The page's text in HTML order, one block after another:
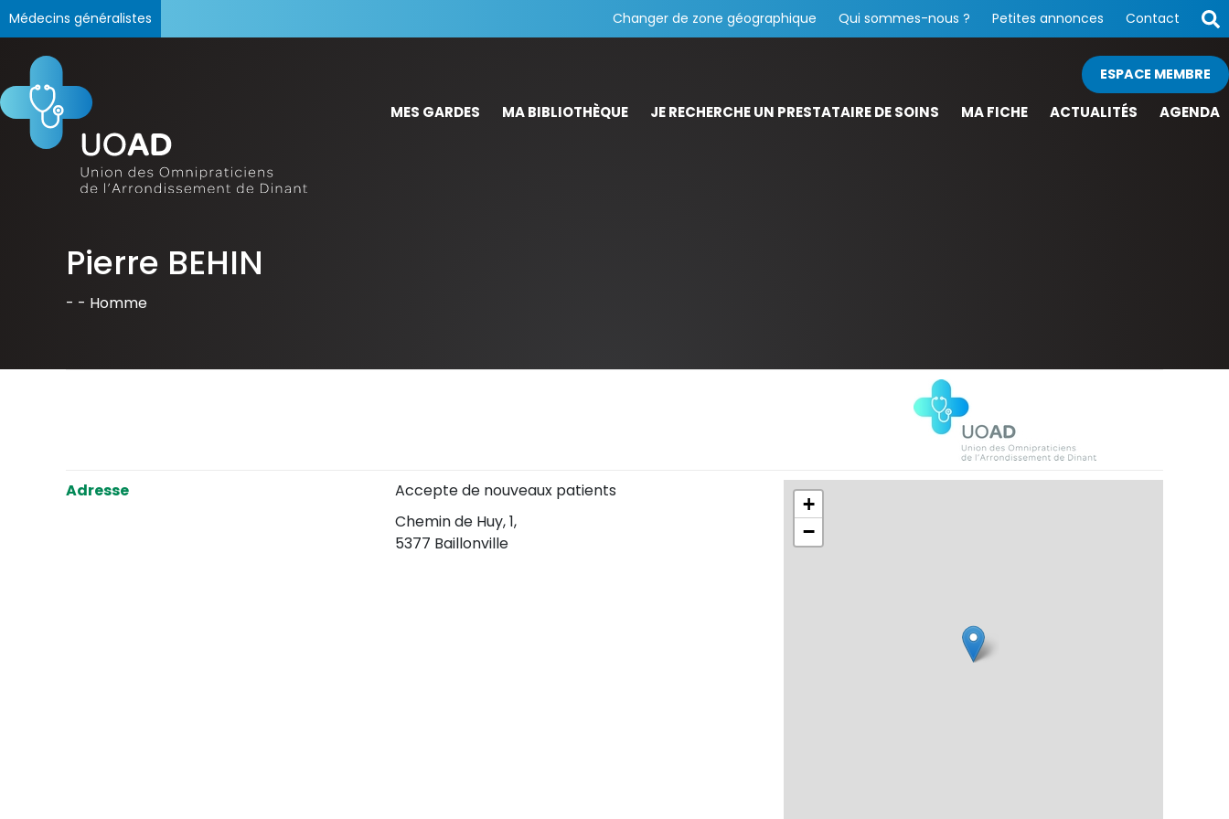
Médecins généralistes Changer de zone géographique Qui sommes-nous ? Petites annonces Contact
ESPACE MEMBRE
MES GARDES MA BIBLIOTHÈQUE JE RECHERCHE UN PRESTATAIRE DE SOINS MA FICHE ACTUALITÉS AGENDA
Pierre BEHIN
- - Homme
Adresse
Accepte de nouveaux patients
Chemin de Huy, 1,
5377 Baillonville
+
−